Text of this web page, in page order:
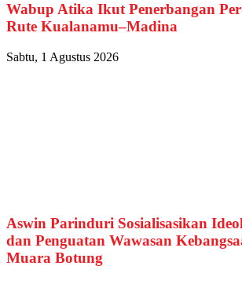
Wabup Atika Ikut Penerbangan
Rute Kualanamu–Madina
Sabtu, 1 Agustus 2026
Aswin Parinduri Sosialisasikan
dan Penguatan Wawasan
Muara Botung